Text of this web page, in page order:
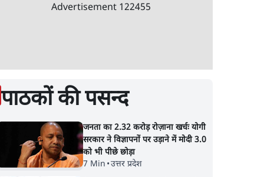
Advertisement 122455
पाठकों की पसन्द
जनता का 2.32 करोड़ रोज़ाना खर्चः योगी
सरकार ने विज्ञापनों पर उड़ाने में मोदी 3.0
को भी पीछे छोड़ा
7 Min •उत्तर प्रदेश